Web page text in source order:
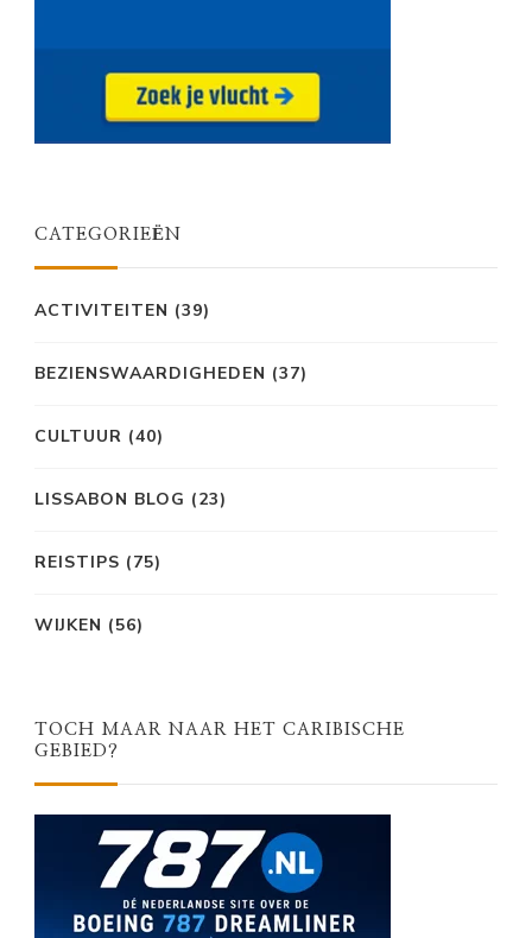
CATEGORIEËN
ACTIVITEITEN (39)
BEZIENSWAARDIGHEDEN (37)
CULTUUR (40)
LISSABON BLOG (23)
REISTIPS (75)
WIJKEN (56)
TOCH MAAR NAAR HET CARIBISCHE
GEBIED?